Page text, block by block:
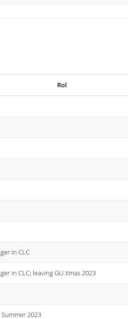
Rol
in CLC
in CLC; leaving GU Xmas 2023
2023